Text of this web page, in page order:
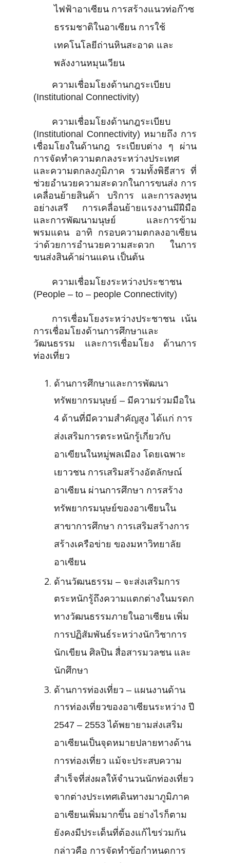
ไฟฟ้าอาเซียน การสร้างแนวท่อก๊าซ
ธรรมชาติในอาเซียน การใช้
เทคโนโลยีถ่านหินสะอาด และ
พลังงานหมุนเวียน
ความเชื่อมโยงด้านกฎระเบียบ
(Institutional Connectivity)
ความเชื่อมโยงด้านกฎระเบียบ
(Institutional Connectivity) หมายถึง การ
เชื่อมโยงในด้านกฎ ระเบียบต่าง ๆ ผ่าน
การจัดทำความตกลงระหว่างประเทศ
และความตกลงภูมิภาค รวมทั้งพิธีสาร ที่
ช่วยอำนวยความสะดวกในการขนส่ง การ
เคลื่อนย้ายสินค้า บริการ และการลงทุน
อย่างเสรี การเคลื่อนย้ายแรงงานมีฝีมือ
และการพัฒนามนุษย์ และการข้าม
พรมแดน อาทิ กรอบความตกลงอาเซียน
ว่าด้วยการอำนวยความสะดวก ในการ
ขนส่งสินค้าผ่านแดน เป็นต้น
ความเชื่อมโยงระหว่างประชาชน
(People – to – people Connectivity)
การเชื่อมโยงระหว่างประชาชน เน้น
การเชื่อมโยงด้านการศึกษาและ
วัฒนธรรม และการเชื่อมโยง ด้านการ
ท่องเที่ยว
ด้านการศึกษาและการพัฒนา
ทรัพยากรมนุษย์ – มีความร่วมมือใน
4 ด้านที่มีความสำคัญสูง ได้แก่ การ
ส่งเสริมการตระหนักรู้เกี่ยวกับ
อาเฃียนในหมู่พลเมือง โดยเฉพาะ
เยาวชน การเสริมสร้างอัตลักษณ์
อาเซียน ผ่านการศึกษา การสร้าง
ทรัพยากรมนุษย์ของอาเซียนใน
สาขาการศึกษา การเสริมสร้างการ
สร้างเครือข่าย ของมหาวิทยาลัย
อาเซียน
ด้านวัฒนธรรม – จะส่งเสริมการ
ตระหนักรู้ถึงความแตกต่างในมรดก
ทางวัฒนธรรมภายในอาเซียน เพิ่ม
การปฏิสัมพันธ์ระหว่างนักวิชาการ
นักเขียน ศิลปิน สื่อสารมวลชน และ
นักศึกษา
ด้านการท่องเที่ยว – แผนงานด้าน
การท่องเที่ยวของอาเซียนระหว่าง ปี
2547 – 2553 ได้พยายามส่งเสริม
อาเซียนเป็นจุดหมายปลายทางด้าน
การท่องเที่ยว แม้จะประสบความ
สำเร็จที่ส่งผลให้จำนวนนักท่องเที่ยว
จากต่างประเทศเดินทางมาภูมิภาค
อาเซียนเพิ่มมากขึ้น อย่างไรก็ตาม
ยังคงมีประเด็นที่ต้องแก้ไขร่วมกัน
กล่าวคือ การจัดทำข้อกำหนดการ